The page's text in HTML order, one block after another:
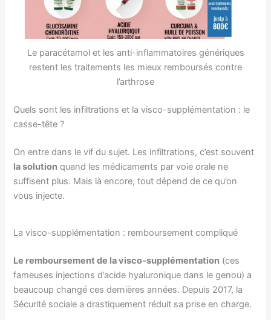
Le paracétamol et les anti-inflammatoires génériques
restent les traitements les mieux remboursés contre
l’arthrose
Quels sont les infiltrations et la visco-supplémentation : le
casse-tête ?
On entre dans le vif du sujet. Les infiltrations, c’est souvent
la solution quand les médicaments par voie orale ne
suffisent plus. Mais là encore, tout dépend de ce qu’on
vous injecte.
La visco-supplémentation : remboursement compliqué
Le remboursement de la visco-supplémentation (ces
fameuses injections d’acide hyaluronique dans le genou) a
beaucoup changé ces dernières années. Depuis 2017, la
Sécurité sociale a drastiquement réduit sa prise en charge.